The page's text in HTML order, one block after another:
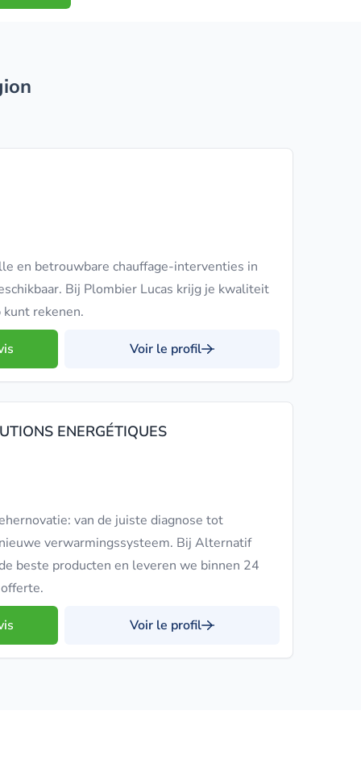
en betrouwbare chauffage-interventies in
Bij Plombier Lucas krijg je kwaliteit
kunt rekenen.
Voir le profil
ENERGÉTIQUES
van de juiste diagnose tot
verwarmingssysteem. Bij Alternatif
beste producten en leveren we binnen 24
Voir le profil